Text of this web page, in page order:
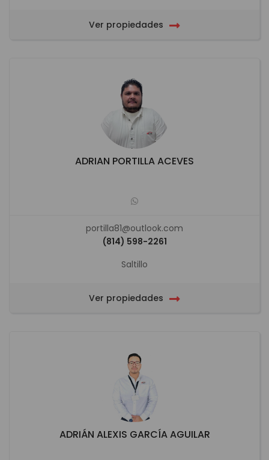
Ver propiedades
ADRIAN PORTILLA ACEVES
portilla81@outlook.com
(814) 598-2261
Saltillo
Ver propiedades
ADRIÁN ALEXIS GARCÍA AGUILAR